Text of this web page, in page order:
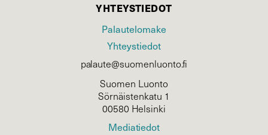
YHTEYSTIEDOT
Palautelomake
Yhteystiedot
palaute@suomenluonto.fi
Suomen Luonto
Sörnäistenkatu 1
00580 Helsinki
Mediatiedot